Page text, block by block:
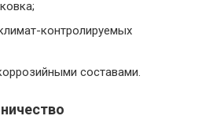
контролируемых
составами.